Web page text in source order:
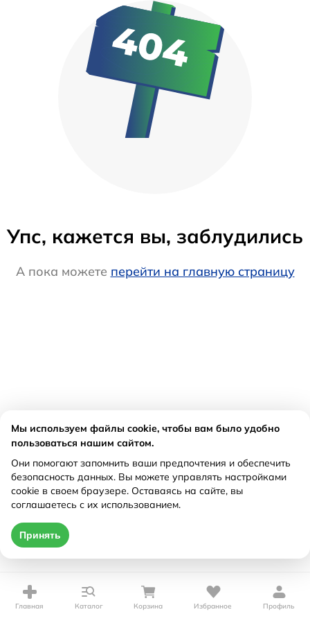
Упс, кажется вы, заблудились
А пока можете перейти на главную страницу
Главная Каталог Корзина Избранное Профиль
Мы используем файлы cookie, чтобы вам было удобно
пользоваться нашим сайтом.
Они помогают запомнить ваши предпочтения и обеспечить
безопасность данных. Вы можете управлять настройками
cookie в своем браузере. Оставаясь на сайте, вы
соглашаетесь с их использованием.
Принять